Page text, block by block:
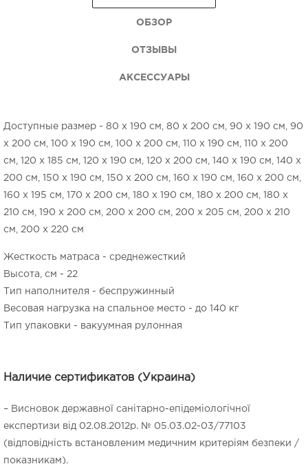
ОБЗОР
ОТЗЫВЫ
АКСЕССУАРЫ
Доступные размер - 80 x 190 см, 80 x 200 см, 90 x 190 см, 90
x 200 см, 100 x 190 см, 100 x 200 см, 110 x 190 см, 110 x 200
см, 120 x 185 см, 120 x 190 см, 120 x 200 см, 140 x 190 см, 140 x
200 см, 150 x 190 см, 150 x 200 см, 160 x 190 см, 160 x 200 см,
160 x 195 см, 170 x 200 см, 180 x 190 см, 180 x 200 см, 180 x
210 см, 190 x 200 см, 200 x 200 см, 200 x 205 см, 200 x 210
см, 200 x 220 см
Жесткость матраса - среднежесткий
Высота, см - 22
Тип наполнителя - беспружинный
Весовая нагрузка на спальное место - до 140 кг
Тип упаковки - вакуумная рулонная
Наличие сертификатов (Украина)
– Висновок державної санітарно-епідеміологічної
експертизи від 02.08.2012р. № 05.03.02-03/77103
(відповідність встановленим медичним критеріям безпеки /
показникам).